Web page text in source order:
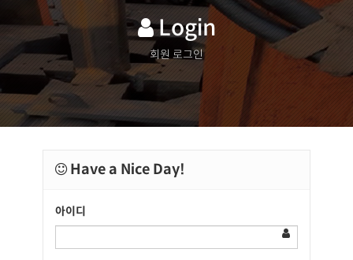
Login
회원 로그인
Have a Nice Day!
아이디